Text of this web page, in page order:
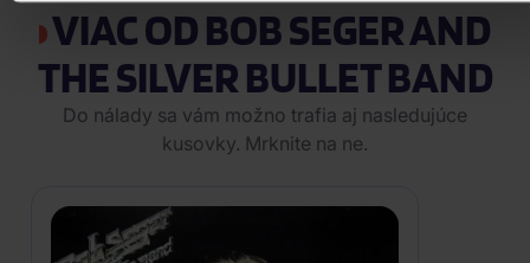
VIAC OD BOB SEGER AND
THE SILVER BULLET BAND
Do nálady sa vám možno trafia aj nasledujúce
kusovky. Mrknite na ne.